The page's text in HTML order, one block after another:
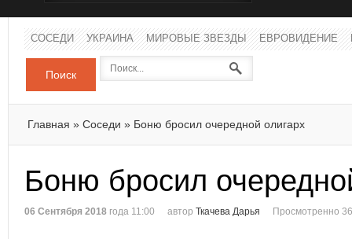
СОСЕДИ УКРАИНА МИРОВЫЕ ЗВЕЗДЫ ЕВРОВИДЕНИЕ
Поиск
Главная » Соседи » Боню бросил очередной олигарх
Боню бросил
06 Сентября 2018 года 11:00 автор Ткачева Дарья Просмотренно